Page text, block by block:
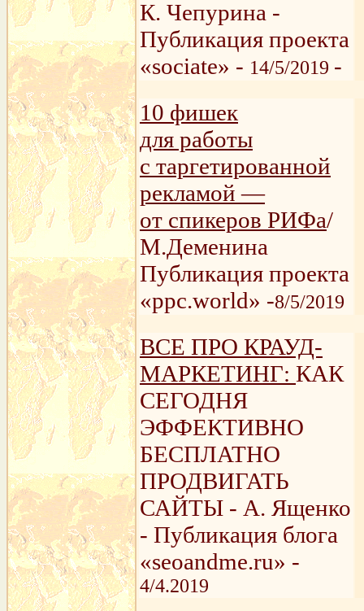
К. Чепурина -
Публикация проекта
«sociate» - 14/5/2019 -
10 фишек
для работы
с таргетированной
рекламой —
от спикеров РИФа/
М.Деменина
Публикация проекта
«ppc.world» -8/5/2019
ВСЕ ПРО КРАУД-
МАРКЕТИНГ: КАК
СЕГОДНЯ
ЭФФЕКТИВНО
БЕСПЛАТНО
ПРОДВИГАТЬ
САЙТЫ - А. Ященко
- Публикация блога
«seoandme.ru» -
4/4.2019